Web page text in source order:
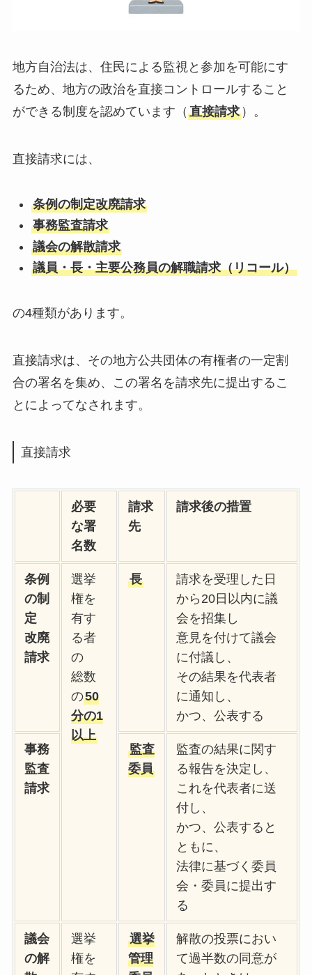
地方自治法は、住民による監視と参加を可能にす
るため、地方の政治を直接コントロールすること
ができる制度を認めています（ 直接請求）。
直接請求には、
条例の制定改廃請求
事務監査請求
議会の解散請求
議員・長・主要公務員の解職請求（リコール）
の4種類があります。
直接請求は、その地方公共団体の有権者の一定割
合の署名を集め、この署名を請求先に提出するこ
とによってなされます。
直接請求
必要
な署
名数
請求
先
請求後の措置
条例
の制
定
改廃
請求
選挙
権を
有す
る者
の
総数
の50
分の1
以上
長
請求を受理した日
から20日以内に議
会を招集し
意見を付けて議会
に付議し、
その結果を代表者
に通知し、
かつ、公表する
事務
監査
請求
監査
委員
監査の結果に関す
る報告を決定し、
これを代表者に送
付し、
かつ、公表すると
ともに、
法律に基づく委員
会・委員に提出す
る
議会
の解
選挙
権を
選挙
管理
解散の投票におい
て過半数の同意が